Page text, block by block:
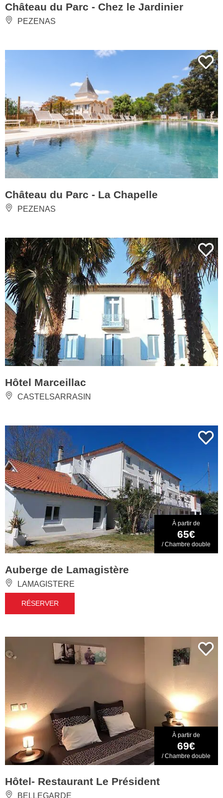
Château du Parc - Chez le Jardinier
PEZENAS
Château du Parc - La Chapelle
PEZENAS
Hôtel Marceillac
CASTELSARRASIN
À partir de
65€
/ Chambre double
Auberge de Lamagistère
LAMAGISTERE
RÉSERVER
À partir de
69€
/ Chambre double
Hôtel- Restaurant Le Président
BELLEGARDE